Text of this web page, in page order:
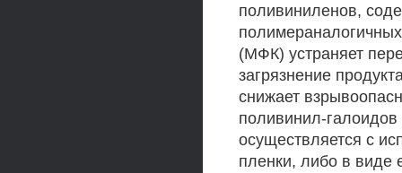
поливиниленов,
(МФК) устраняет
загрязнение
снижает
поливинил-
осуществляется с
пленки, либо в виде